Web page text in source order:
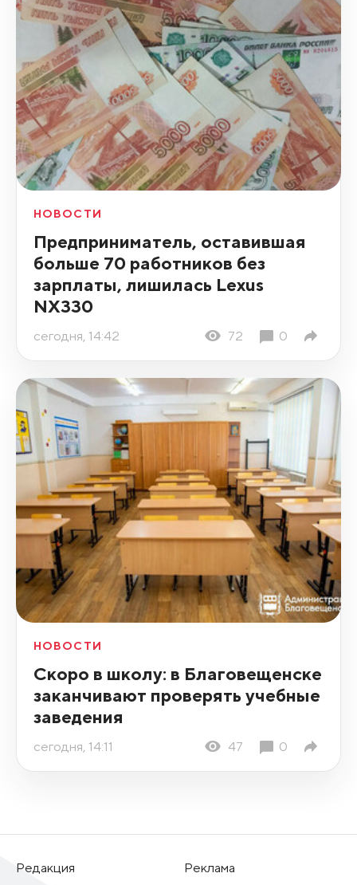
НОВОСТИ
Предприниматель, оставившая
больше 70 работников без
зарплаты, лишилась Lexus
NX330
сегодня, 14:42 72 0
НОВОСТИ
Скоро в школу: в Благовещенске
заканчивают проверять учебные
заведения
сегодня, 14:11 47 0
Редакция
Реклама